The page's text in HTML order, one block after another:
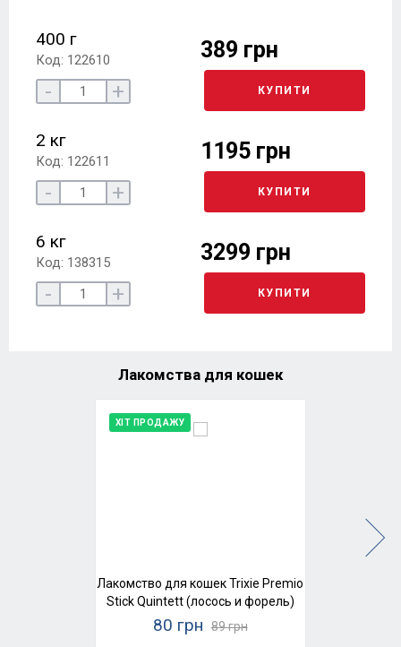
400 г
Код: 122610 389 грн
- + КУПИТИ
2 кг
Код: 122611 1195 грн
- + КУПИТИ
6 кг
Код: 138315 3299 грн
- + КУПИТИ
Лакомства для кошек
ХІТ ПРОДАЖУ
Лакомство для кошек Trixie Premio
Stick Quintett (лосось и форель)
80 грн 89 грн